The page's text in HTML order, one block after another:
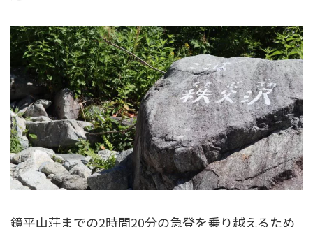
鏡平山荘までの2時間20分の急登を乗り越えるため